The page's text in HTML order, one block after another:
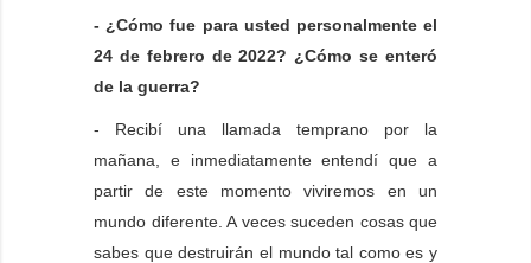
- ¿Cómo fue para usted personalmente el
24 de febrero de 2022? ¿Cómo se enteró
de la guerra?
- Recibí una llamada temprano por la
mañana, e inmediatamente entendí que a
partir de este momento viviremos en un
mundo diferente. A veces suceden cosas que
sabes que destruirán el mundo tal como es y